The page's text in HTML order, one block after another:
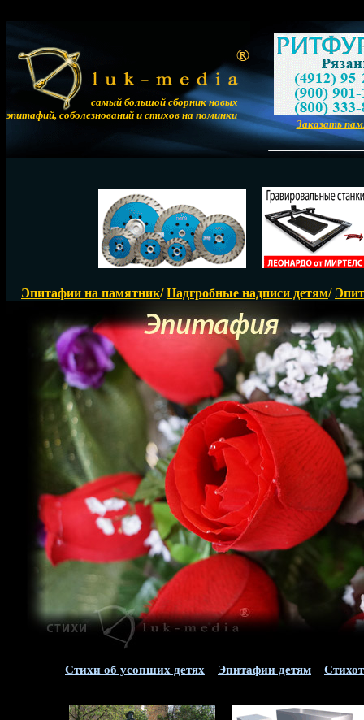
самый большой сборник новых
эпитафий, соболезнований и стихов на поминки
Заказать
Эпитафии на памятник/Надгробные надписи детям/
Стихи об усопших детях Эпитафии детям